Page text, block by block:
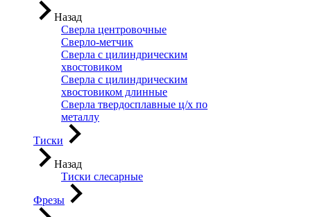
Назад
Сверла центровочные
Сверло-метчик
Сверла с цилиндрическим
хвостовиком
Сверла с цилиндрическим
хвостовиком длинные
Сверла твердосплавные ц/х по
металлу
Тиски
Назад
Тиски слесарные
Фрезы